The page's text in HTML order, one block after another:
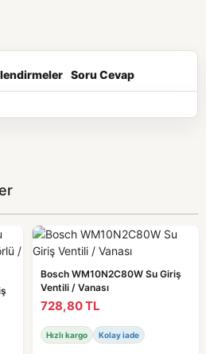
Soru Cevap
Bosch WM10N2C80W Su Giriş
Ventili / Vanası
728,80 TL
Hızlı kargo Kolay iade